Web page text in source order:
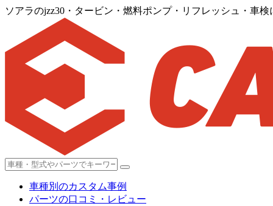
ソアラのjzz30・タービン・燃料ポンプ・リフレッシュ・車
車種別のカスタム事例
パーツの口コミ・レビュー